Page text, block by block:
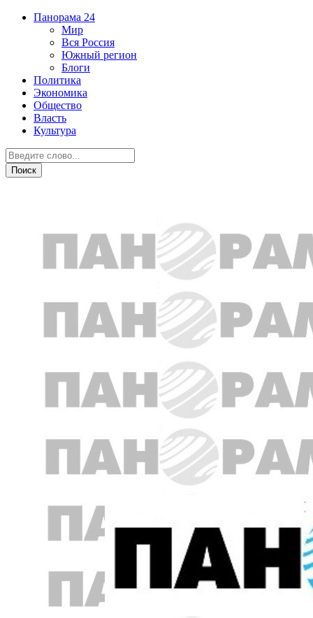
Панорама 24
Мир
Вся Россия
Южный регион
Блоги
Политика
Экономика
Общество
Власть
Культура